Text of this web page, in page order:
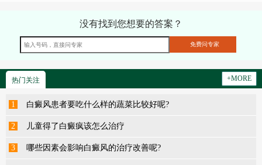
没有找到您想要的答案？
热门关注 +MORE
1 白癜风患者要吃什么样的蔬菜比较好呢?
2 儿童得了白癜疯该怎么治疗
3 哪些因素会影响白癜风的治疗改善呢?